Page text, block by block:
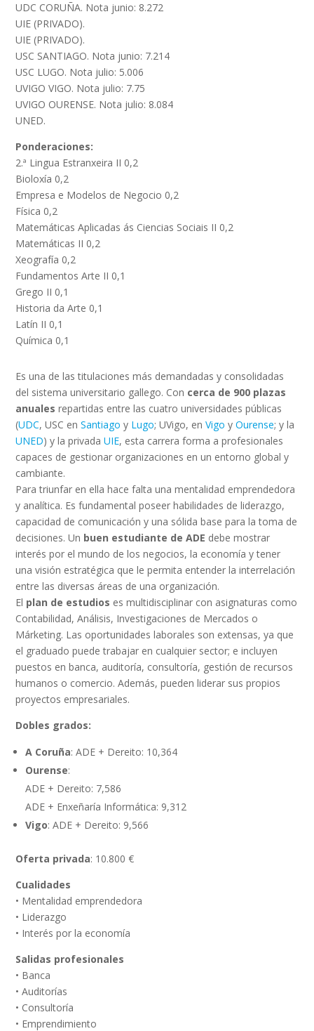
UDC CORUÑA. Nota junio: 8.272
UIE (PRIVADO).
UIE (PRIVADO).
USC SANTIAGO. Nota junio: 7.214
USC LUGO. Nota julio: 5.006
UVIGO VIGO. Nota julio: 7.75
UVIGO OURENSE. Nota julio: 8.084
UNED.
Ponderaciones:
2.ª Lingua Estranxeira II 0,2
Bioloxía 0,2
Empresa e Modelos de Negocio 0,2
Física 0,2
Matemáticas Aplicadas ás Ciencias Sociais II 0,2
Matemáticas II 0,2
Xeografía 0,2
Fundamentos Arte II 0,1
Grego II 0,1
Historia da Arte 0,1
Latín II 0,1
Química 0,1
Es una de las titulaciones más demandadas y consolidadas
del sistema universitario gallego. Con cerca de 900 plazas
anuales repartidas entre las cuatro universidades públicas
(UDC, USC enSantiago y Lugo; UVigo, enVigo yOurense; y la
UNED) y la privadaUIE, esta carrera forma a profesionales
capaces de gestionar organizaciones en un entorno global y
cambiante.
Para triunfar en ella hace falta una mentalidad emprendedora
y analítica. Es fundamental poseer habilidades de liderazgo,
capacidad de comunicación y una sólida base para la toma de
decisiones. Un buen estudiante de ADE debe mostrar
interés por el mundo de los negocios, la economía y tener
una visión estratégica que le permita entender la interrelación
entre las diversas áreas de una organización.
El plan de estudios es multidisciplinar con asignaturas como
Contabilidad, Análisis, Investigaciones de Mercados o
Márketing. Las oportunidades laborales son extensas, ya que
el graduado puede trabajar en cualquier sector; e incluyen
puestos en banca, auditoría, consultoría, gestión de recursos
humanos o comercio. Además, pueden liderar sus propios
proyectos empresariales.
Dobles grados:
A Coruña: ADE + Dereito: 10,364
Ourense:
ADE + Dereito: 7,586
ADE + Enxeñaría Informática: 9,312
Vigo: ADE + Dereito: 9,566
Oferta privada: 10.800 €
Cualidades
• Mentalidad emprendedora
• Liderazgo
• Interés por la economía
Salidas profesionales
• Banca
• Auditorías
• Consultoría
• Emprendimiento